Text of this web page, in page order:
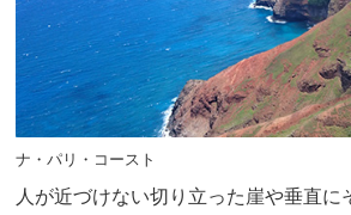
ナ・パリ・コースト
人が近づけない切り立った崖や垂直に